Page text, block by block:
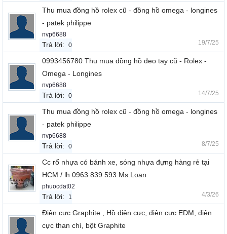
Thu mua đồng hồ rolex cũ - đồng hồ omega - longines
- patek philippe
nvp6688
Trả lời: 0 19/7/25
0993456780 Thu mua đồng hồ đeo tay cũ - Rolex -
Omega - Longines
nvp6688
Trả lời: 0 14/7/25
Thu mua đồng hồ rolex cũ - đồng hồ omega - longines
- patek philippe
nvp6688
Trả lời: 0 8/7/25
Cc rổ nhựa có bánh xe, sóng nhựa đựng hàng rẻ tại
HCM / lh 0963 839 593 Ms.Loan
phuocdat02
Trả lời: 1 4/3/26
Điện cực Graphite , Hồ điện cực, điện cực EDM, điện
cực than chì, bột Graphite